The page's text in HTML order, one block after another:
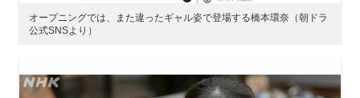
オープニングでは、また違ったギャル姿で登場する橋本環奈（朝ドラ
公式SNSより）